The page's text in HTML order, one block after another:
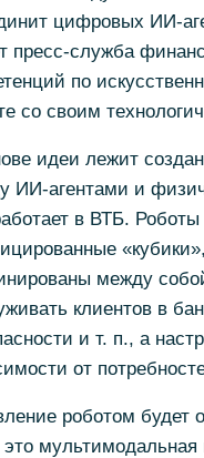
цифровых ИИ-
пресс-служба
по
со своим
идеи лежит
ИИ-агентами и
в ВТБ.
между
клиентов в
и т. п., а
от
роботом будет
мультимодальная